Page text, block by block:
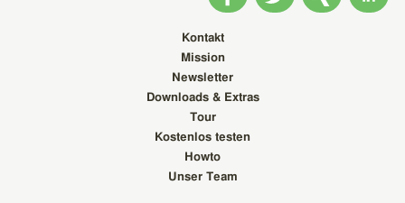
Kontakt
Mission
Newsletter
Downloads & Extras
Tour
Kostenlos testen
Howto
Unser Team